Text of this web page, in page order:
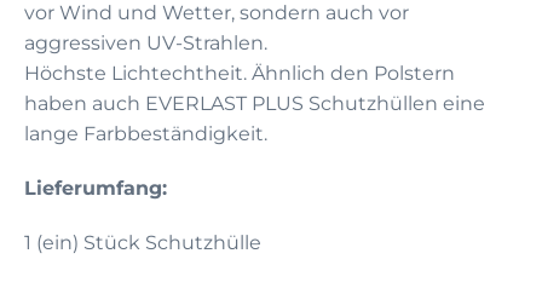
vor Wind und Wetter, sondern auch vor
aggressiven UV-Strahlen.
Höchste Lichtechtheit. Ähnlich den Polstern
haben auch EVERLAST PLUS Schutzhüllen eine
lange Farbbeständigkeit.
Lieferumfang:
1 (ein) Stück Schutzhülle